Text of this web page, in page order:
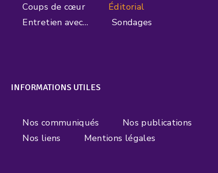
Coups de cœur
Éditorial
Entretien avec…
Sondages
INFORMATIONS UTILES
Nos communiqués
Nos publications
Nos liens
Mentions légales